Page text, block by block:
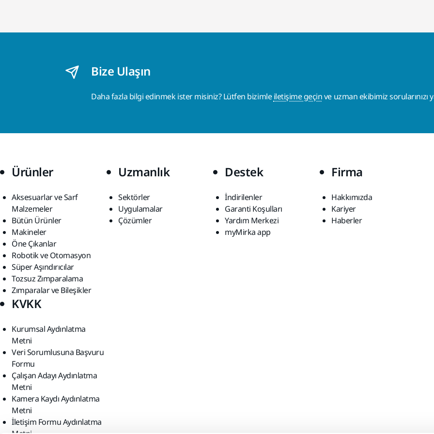
Bize Ulaşın
Daha fazla bilgi edinmek ister misiniz? Lütfen bizimleiletişime geçinve uzman ekibimiz sorularınızı
Ürünler
Aksesuarlar ve Sarf
Malzemeler
Bütün Ürünler
Makineler
Öne Çıkanlar
Robotik ve Otomasyon
Süper Aşındırıcılar
Tozsuz Zımparalama
Zımparalar ve Bileşikler
Uzmanlık
Sektörler
Uygulamalar
Çözümler
Destek
İndirilenler
Garanti Koşulları
Yardım Merkezi
myMirka app
Firma
Hakkımızda
Kariyer
Haberler
KVKK
Kurumsal Aydınlatma
Metni
Veri Sorumlusuna Başvuru
Formu
Çalışan Adayı Aydınlatma
Metni
Kamera Kaydı Aydınlatma
Metni
İletişim Formu Aydınlatma